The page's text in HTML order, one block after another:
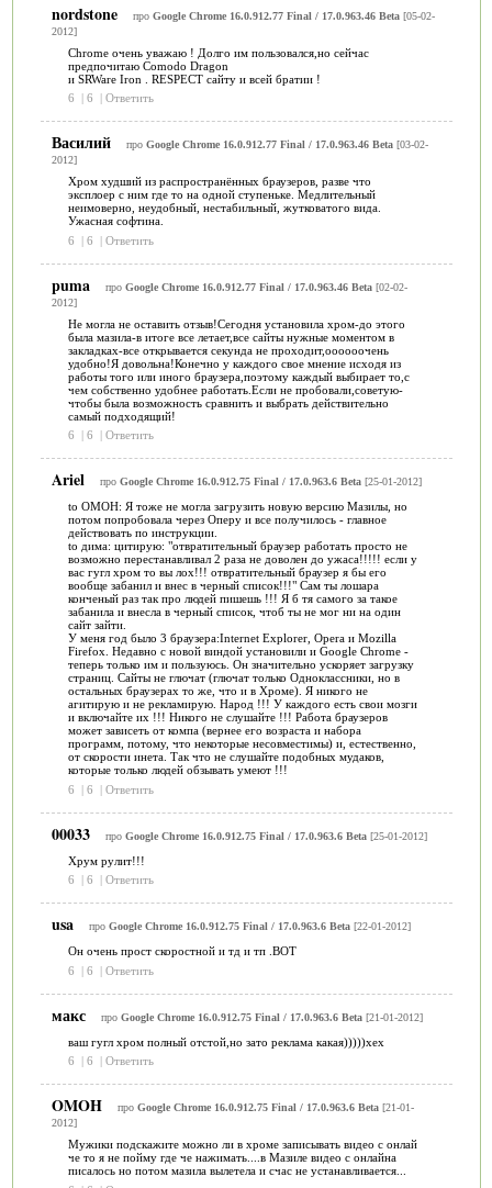
nordstone про Google Chrome 16.0.912.77 Final / 17.0.963.46 Beta[05-02-
2012]
Chrome очень уважаю ! Долго им пользовался,но сейчас
предпочитаю Comodo Dragon
и SRWare Iron . RESPECT сайту и всей братии !
6
| 6 | Ответить
Василий про Google Chrome 16.0.912.77 Final / 17.0.963.46 Beta[03-02-
2012]
Хром худший из распространённых браузеров, разве что
эксплоер с ним где то на одной ступеньке. Медлительный
неимоверно, неудобный, нестабильный, жутковатого вида.
Ужасная софтина.
6
| 6 | Ответить
puma про Google Chrome 16.0.912.77 Final / 17.0.963.46 Beta[02-02-
2012]
Не могла не оставить отзыв!Сегодня установила хром-до этого
была мазила-в итоге все летает,все сайты нужные моментом в
закладках-все открывается секунда не проходит,оооооочень
удобно!Я довольна!Конечно у каждого свое мнение исходя из
работы того или иного браузера,поэтому каждый выбирает то,с
чем собственно удобнее работать.Если не пробовали,советую-
чтобы была возможность сравнить и выбрать действительно
самый подходящий!
6
| 6 | Ответить
Ariel про Google Chrome 16.0.912.75 Final / 17.0.963.6 Beta[25-01-2012]
to ОМОН: Я тоже не могла загрузить новую версию Мазилы, но
потом попробовала через Оперу и все получилось - главное
действовать по инструкции.
to дима: цитирую: "отвратительный браузер работать просто не
возможно перестанавливал 2 раза не доволен до ужаса!!!!! если у
вас гугл хром то вы лох!!! отвратительный браузер я бы его
вообще забанил и внес в черный список!!!" Сам ты лошара
конченый раз так про людей пишешь !!! Я б тя самого за такое
забанила и внесла в черный список, чтоб ты не мог ни на один
сайт зайти.
У меня год было 3 браузера:Internet Explorer, Opera и Mozilla
Firefox. Недавно с новой виндой установили и Google Chrome -
теперь только им и пользуюсь. Он значительно ускоряет загрузку
страниц. Сайты не глючат (глючат только Одноклассники, но в
остальных браузерах то же, что и в Хроме). Я никого не
агитирую и не рекламирую. Народ !!! У каждого есть свои мозги
и включайте их !!! Никого не слушайте !!! Работа браузеров
может зависеть от компа (вернее его возраста и набора
программ, потому, что некоторые несовместимы) и, естественно,
от скорости инета. Так что не слушайте подобных мудаков,
которые только людей обзывать умеют !!!
6
| 6 | Ответить
00033 про Google Chrome 16.0.912.75 Final / 17.0.963.6 Beta[25-01-2012]
Хрум рулит!!!
6
| 6 | Ответить
usa про Google Chrome 16.0.912.75 Final / 17.0.963.6 Beta[22-01-2012]
Он очень прост скоростной и тд и тп .ВОТ
6
| 6 | Ответить
макс про Google Chrome 16.0.912.75 Final / 17.0.963.6 Beta[21-01-2012]
ваш гугл хром полный отстой,но зато реклама какая)))))хех
6
| 6 | Ответить
OMOH про Google Chrome 16.0.912.75 Final / 17.0.963.6 Beta[21-01-
2012]
Мужики подскажите можно ли в хроме записывать видео с онлай
че то я не пойму где че нажимать....в Мазиле видео с онлайна
писалось но потом мазила вылетела и счас не устанавливается...